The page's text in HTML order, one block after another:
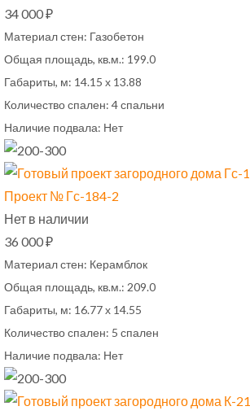
34 000 ₽
Материал стен: Газобетон
Общая площадь, кв.м.: 199.0
Габариты, м: 14.15 х 13.88
Количество спален: 4 спальни
Наличие подвала: Нет
Проект № Гс-184-2
Нет в наличии
36 000 ₽
Материал стен: Керамблок
Общая площадь, кв.м.: 209.0
Габариты, м: 16.77 х 14.55
Количество спален: 5 спален
Наличие подвала: Нет